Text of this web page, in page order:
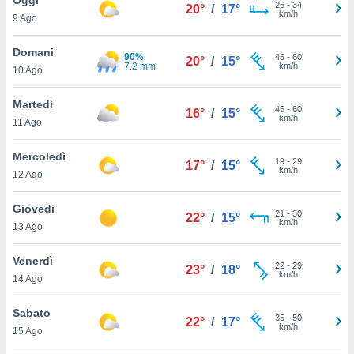
è
al sito
di
ci
di
il
un
la
nella
9 Ago
20° / 17° 26- 34
km/h
Domani
10 Ago
90%
7.2 mm
20° / 15° 45- 60
km/h
Martedì
11 Ago
16° / 15° 45- 60
km/h
Mercoledì
12 Ago
17° / 15° 19- 29
km/h
Giovedi
13 Ago
22° / 15° 21 - 30
km/h
Venerdì
14 Ago
23° / 18° 22- 29
km/h
Sabato
15 Ago
22° / 17° 35- 50
km/h